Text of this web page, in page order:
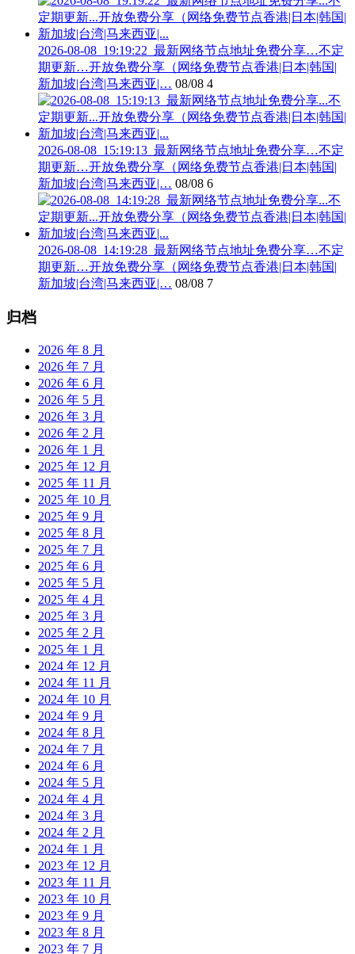
2026-08-08_19:19:22_最新网络节点地址免费分享…不定
期更新…开放免费分享（网络免费节点香港|日本|韩国|
新加坡|台湾|马来西亚|… 08/08 4
2026-08-08_15:19:13_最新网络节点地址免费分享…不定
期更新…开放免费分享（网络免费节点香港|日本|韩国|
新加坡|台湾|马来西亚|… 08/08 6
2026-08-08_14:19:28_最新网络节点地址免费分享…不定
期更新…开放免费分享（网络免费节点香港|日本|韩国|
新加坡|台湾|马来西亚|… 08/08 7
归档
2026 年 8 月
2026 年 7 月
2026 年 6 月
2026 年 5 月
2026 年 3 月
2026 年 2 月
2026 年 1 月
2025 年 12 月
2025 年 11 月
2025 年 10 月
2025 年 9 月
2025 年 8 月
2025 年 7 月
2025 年 6 月
2025 年 5 月
2025 年 4 月
2025 年 3 月
2025 年 2 月
2025 年 1 月
2024 年 12 月
2024 年 11 月
2024 年 10 月
2024 年 9 月
2024 年 8 月
2024 年 7 月
2024 年 6 月
2024 年 5 月
2024 年 4 月
2024 年 3 月
2024 年 2 月
2024 年 1 月
2023 年 12 月
2023 年 11 月
2023 年 10 月
2023 年 9 月
2023 年 8 月
2023 年 7 月